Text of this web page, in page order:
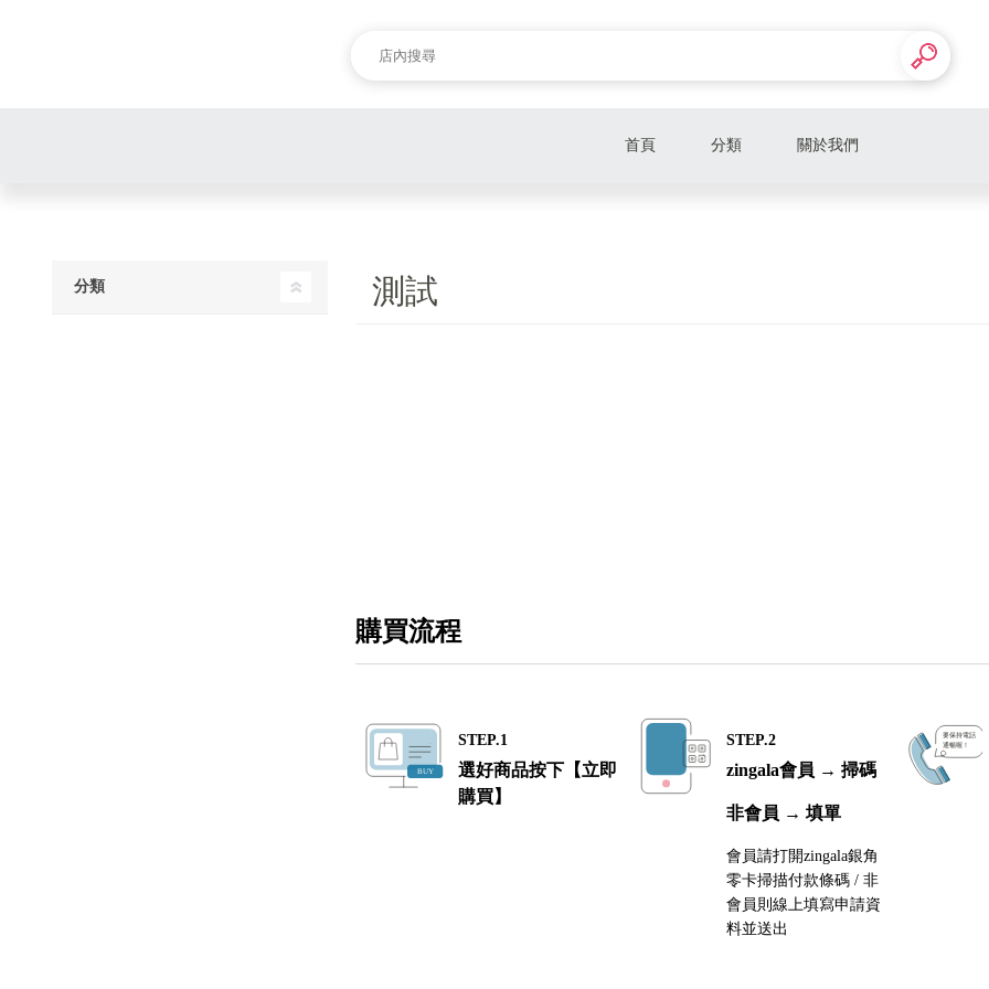
首頁 分類 關於我們
測試
購買流程
STEP.1
選好商品按下【立即
購買】
STEP.2
zingala會員 → 掃碼
非會員 → 填單
會員請打開zingala銀角
零卡掃描付款條碼 / 非
會員則線上填寫申請資
料並送出
分類